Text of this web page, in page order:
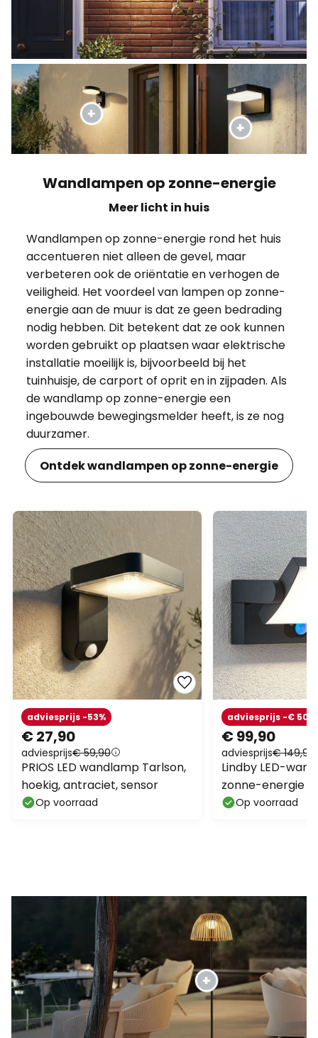
Wandlampen op zonne-energie
Meer licht in huis
Wandlampen op zonne-energie rond het huis
accentueren niet alleen de gevel, maar
verbeteren ook de oriëntatie en verhogen de
veiligheid. Het voordeel van lampen op zonne-
energie aan de muur is dat ze geen bedrading
nodig hebben. Dit betekent dat ze ook kunnen
worden gebruikt op plaatsen waar elektrische
installatie moeilijk is, bijvoorbeeld bij het
tuinhuisje, de carport of oprit en in zijpaden. Als
de wandlamp op zonne-energie een
ingebouwde bewegingsmelder heeft, is ze nog
duurzamer.
Ontdek wandlampen op zonne-energie
€ 27,90
adviesprijs€ 59,90
adviesprijs -53%
PRIOS LED wandlamp Tarlson,
hoekig, antraciet, sensor
Op voorraad
€ 99,90
adviesprijs€ 149,90
adviesprijs -€
Lindby LED-
zonne-energie
antraciet,
Op voorraad